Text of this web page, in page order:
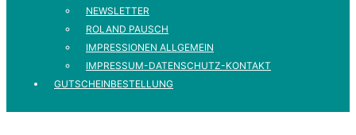
NEWSLETTER
ROLAND PAUSCH
IMPRESSIONEN ALLGEMEIN
IMPRESSUM-DATENSCHUTZ-KONTAKT
GUTSCHEINBESTELLUNG